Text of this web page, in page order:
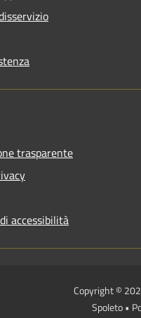
trasparente
accessibilità
Copyright ©
Spoleto •